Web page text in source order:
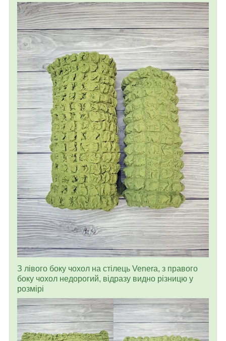
З лівого боку чохол на стілець Venera, з правого
боку чохол недорогий, відразу видно різницю у
розмірі